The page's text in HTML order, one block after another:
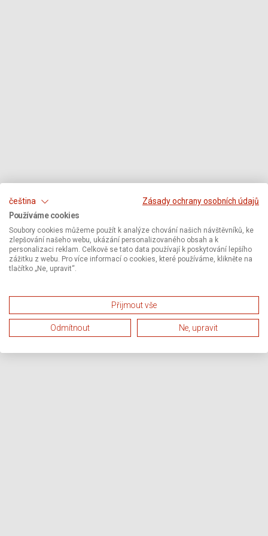
čeština
Zásady ochrany osobních údajů
Používáme cookies
Soubory cookies můžeme použít k analýze chování našich návštěvníků, ke
zlepšování našeho webu, ukázání personalizovaného obsah a k
personalizaci reklam. Celkově se tato data používají k poskytování lepšího
zážitku z webu. Pro více informací o cookies, které používáme, klikněte na
tlačítko „Ne, upravit“.
Přijmout vše
Odmítnout Ne, upravit